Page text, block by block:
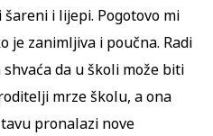
i lijepi. Pogotovo mi
je zanimljiva i poučna. Radi
da u školi može biti
mrze školu, a ona
pronalazi nove